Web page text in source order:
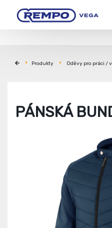
Produkty Oděvy pro práci /
PÁNSKÁ